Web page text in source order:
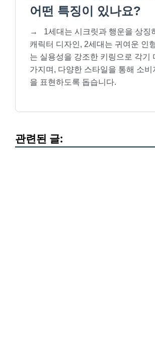
어떤 특징이 있나요?
→
1세대는 시크릿과 행운을 상징
캐릭터 디자인, 2세대는 귀여운 인
는 실용성을 강조한 키링으로 각기
가지며, 다양한 스타일을 통해 소비
을 표현하도록 돕습니다.
관련된 글: